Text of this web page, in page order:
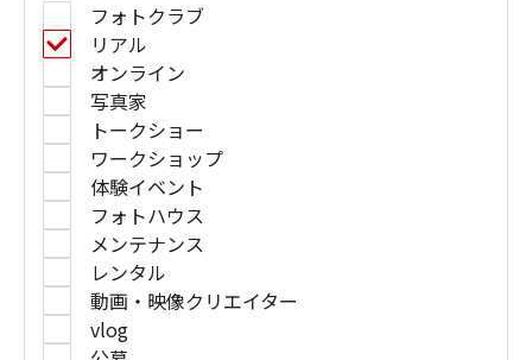
フォトクラブ
リアル
オンライン
写真家
トークショー
ワークショップ
体験イベント
フォトハウス
メンテナンス
レンタル
動画・映像クリエイター
vlog